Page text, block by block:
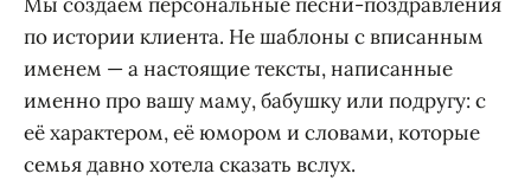
по истории клиента. Не шаблоны с вписанным
именем — а настоящие тексты, написанные
именно про вашу маму, бабушку или подругу: с
её характером, её юмором и словами, которые
семья давно хотела сказать вслух.